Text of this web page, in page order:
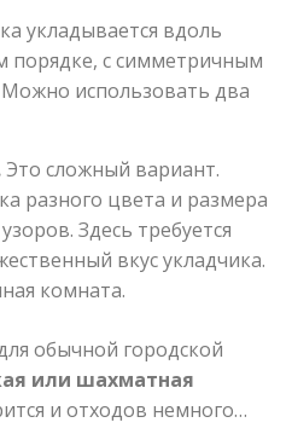
укладывается вдоль
порядке, с симметричным
использовать два
Это сложный вариант.
разного цвета и размера
Здесь требуется
вкус укладчика.
комната.
обычной городской
или шахматная
и отходов немного…